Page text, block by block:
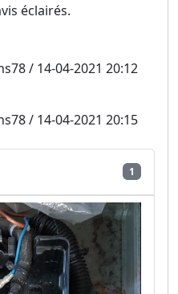
éclairés.
/ 14-04-2021 20:12
/ 14-04-2021 20:15
1